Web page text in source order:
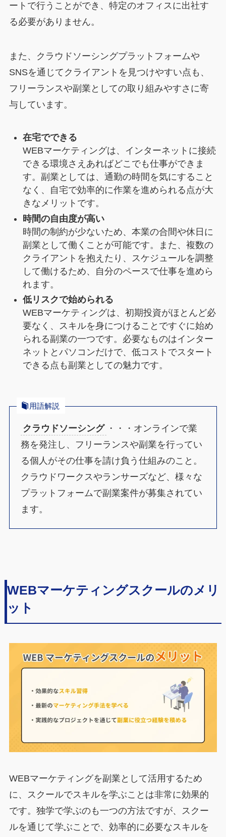
ートで行うことができ、特定のオフィスに出社す
る必要がありません。
また、クラウドソーシングプラットフォームや
SNSを通じてクライアントを見つけやすい点も、
フリーランスや副業としての取り組みやすさに寄
与しています。
在宅でできる
WEBマーケティングは、インターネットに接続
できる環境さえあればどこでも仕事ができま
す。副業としては、通勤の時間を気にすること
なく、自宅で効率的に作業を進められる点が大
きなメリットです。
時間の自由度が高い
時間の制約が少ないため、本業の合間や休日に
副業として働くことが可能です。また、複数の
クライアントを抱えたり、スケジュールを調整
して働けるため、自分のペースで仕事を進めら
れます。
低リスクで始められる
WEBマーケティングは、初期投資がほとんど必
要なく、スキルを身につけることですぐに始め
られる副業の一つです。必要なものはインター
ネットとパソコンだけで、低コストでスタート
できる点も副業としての魅力です。
用語解説
クラウドソーシング ・・・オンラインで業
務を発注し、フリーランスや副業を行ってい
る個人がその仕事を請け負う仕組みのこと。
クラウドワークスやランサーズなど、様々な
プラットフォームで副業案件が募集されてい
ます。
WEBマーケティングスクールのメリ
ット
WEBマーケティングを副業として活用するため
に、スクールでスキルを学ぶことは非常に効果的
です。独学で学ぶのも一つの方法ですが、スクー
ルを通じて学ぶことで、効率的に必要なスキルを